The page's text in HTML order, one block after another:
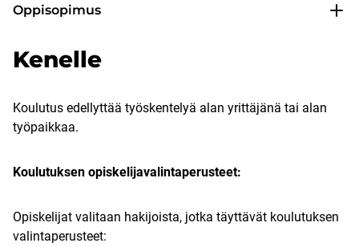
Oppisopimus
Kenelle
Koulutus edellyttää työskentelyä alan yrittäjänä tai alan
työpaikkaa.
Koulutuksen opiskelijavalintaperusteet:
Opiskelijat valitaan hakijoista, jotka täyttävät koulutuksen
valintaperusteet: